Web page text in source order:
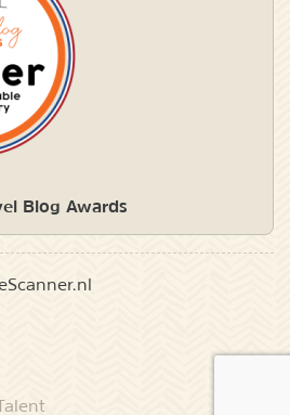
Blog Awards